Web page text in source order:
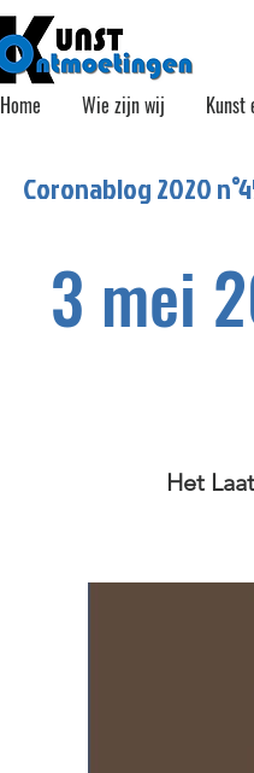
Home Wie zijn wij Kunst
Coronablog 2020 n°
3 mei
Het